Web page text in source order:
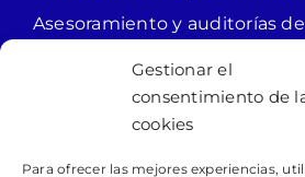
Gestionar el
consentimiento de
cookies
Para ofrecer las mejores experiencias,
Asesoramiento y auditorías
Instalación y mantenimiento
contra incendios